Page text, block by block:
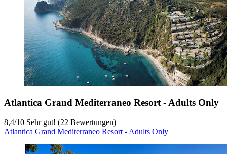
Atlantica Grand Mediterraneo Resort - Adults Only
8,4/10 Sehr gut! (22 Bewertungen)
Atlantica Grand Mediterraneo Resort - Adults Only